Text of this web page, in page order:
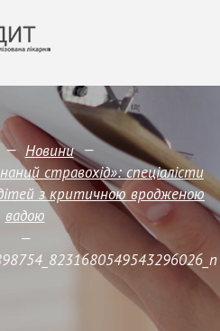
— Новини —
стравохід»: спеціалісти
з критичною вродженою
вадою
—